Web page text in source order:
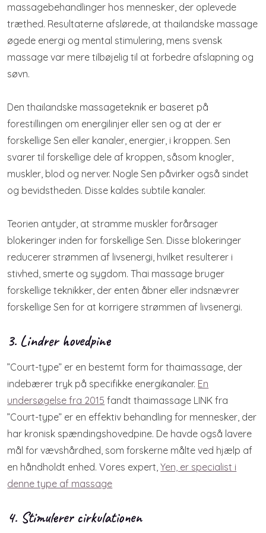
massagebehandlinger hos mennesker, der oplevede
træthed. Resultaterne afslørede, at thailandske massage
øgede energi og mental stimulering, mens svensk
massage var mere tilbøjelig til at forbedre afslapning og
søvn.
Den thailandske massageteknik er baseret på
forestillingen om energilinjer eller sen og at der er
forskellige Sen eller kanaler, energier, i kroppen. Sen
svarer til forskellige dele af kroppen, såsom knogler,
muskler, blod og nerver. Nogle Sen påvirker også sindet
og bevidstheden. Disse kaldes subtile kanaler.
Teorien antyder, at stramme muskler forårsager
blokeringer inden for forskellige Sen. Disse blokeringer
reducerer strømmen af ​​livsenergi, hvilket resulterer i
stivhed, smerte og sygdom. Thai massage bruger
forskellige teknikker, der enten åbner eller indsnævrer
forskellige Sen for at korrigere strømmen af ​​livsenergi.
3. Lindrer hovedpine
”Court-type” er en bestemt form for thaimassage, der
indebærer tryk på specifikke energikanaler. En
undersøgelse fra 2015 fandt thaimassage LINK fra
”Court-type” er en effektiv behandling for mennesker, der
har kronisk spændingshovedpine. De havde også lavere
mål for vævshårdhed, som forskerne målte ved hjælp af
en håndholdt enhed. Vores expert,Yen, er specialist i
denne type af massage
4. Stimulerer cirkulationen